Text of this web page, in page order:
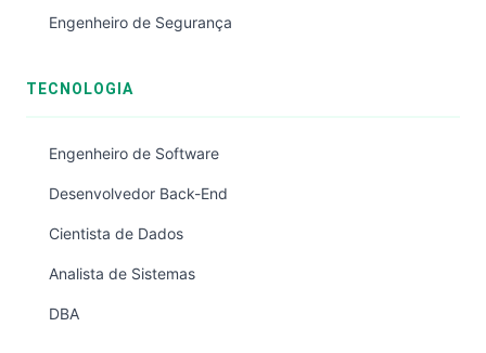
Engenheiro de Segurança
TECNOLOGIA
Engenheiro de Software
Desenvolvedor Back-End
Cientista de Dados
Analista de Sistemas
DBA